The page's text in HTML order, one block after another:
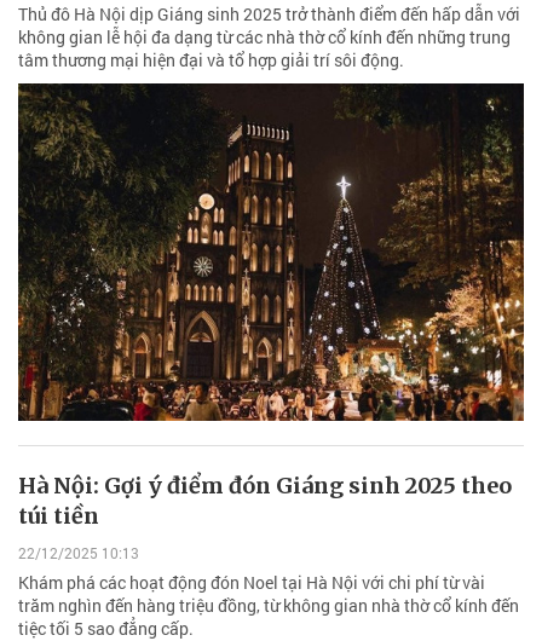
Thủ đô Hà Nội dịp Giáng sinh 2025 trở thành điểm đến hấp dẫn với
không gian lễ hội đa dạng từ các nhà thờ cổ kính đến những trung
tâm thương mại hiện đại và tổ hợp giải trí sôi động.
Hà Nội: Gợi ý điểm đón Giáng sinh 2025 theo
túi tiền
22/12/2025 10:13
Khám phá các hoạt động đón Noel tại Hà Nội với chi phí từ vài
trăm nghìn đến hàng triệu đồng, từ không gian nhà thờ cổ kính đến
tiệc tối 5 sao đẳng cấp.